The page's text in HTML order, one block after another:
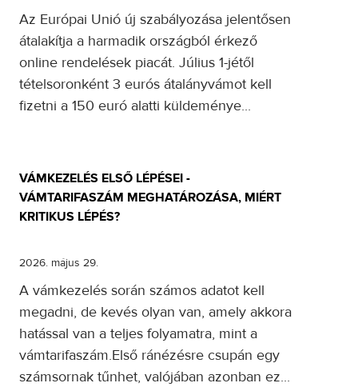
Az Európai Unió új szabályozása jelentősen
átalakítja a harmadik országból érkező
online rendelések piacát. Július 1-jétől
tételsoronként 3 eurós átalányvámot kell
fizetni a 150 euró alatti küldeménye...
VÁMKEZELÉS ELSŐ LÉPÉSEI -
VÁMTARIFASZÁM MEGHATÁROZÁSA, MIÉRT
KRITIKUS LÉPÉS?
2026. május 29.
A vámkezelés során számos adatot kell
megadni, de kevés olyan van, amely akkora
hatással van a teljes folyamatra, mint a
vámtarifaszám.Első ránézésre csupán egy
számsornak tűnhet, valójában azonban ez...